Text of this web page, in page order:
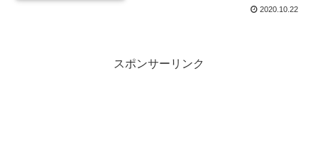
2020.10.22
スポンサーリンク